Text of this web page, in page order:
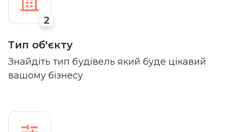
Тип об'єкту
Знайдіть тип будівель який буде цікавий
вашому бізнесу